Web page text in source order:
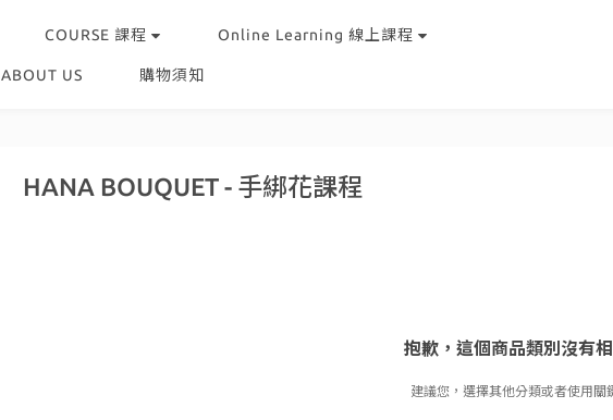
COURSE 課程 Online Learning 線上課程
ABOUT US 購物須知
HANA BOUQUET - 手綁花課程
抱歉，這個商品類別沒有
建議您，選擇其他分類或者使用關